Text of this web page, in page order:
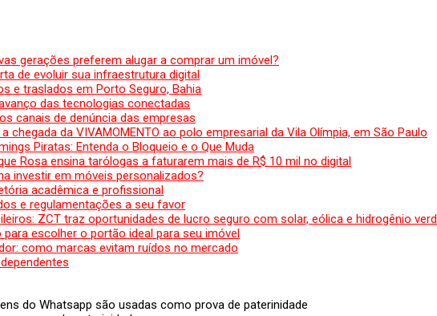
gerações preferem alugar a comprar um imóvel?
de evoluir sua infraestrutura digital
e traslados em Porto Seguro, Bahia
das tecnologias conectadas
canais de denúncia das empresas
da VIVAMOMENTO ao polo empresarial da Vila Olímpia, em São Paulo
Piratas: Entenda o Bloqueio e o Que Muda
Rosa ensina tarólogas a faturarem mais de R$ 10 mil no digital
investir em móveis personalizados?
acadêmica e profissional
e regulamentações a seu favor
ZCT traz oportunidades de lucro seguro com solar, eólica e hidrogênio
escolher o portão ideal para seu imóvel
como marcas evitam ruídos no mercado
do Whatsapp são usadas como prova de paterinidade